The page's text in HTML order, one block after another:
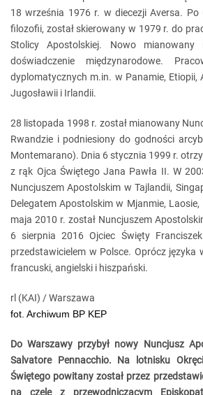
18 września 1976 r. w diecezji Aversa.
filozofii, został skierowany w 1979 r. do
Stolicy Apostolskiej. Nowo
doświadczenie międzynarodowe.
dyplomatycznych m.in. w Panamie, Etiopii,
Jugosławii i Irlandii.
28 listopada 1998 r. został mianowany
Rwandzie i podniesiony do godności
Montemarano). Dnia 6 stycznia 1999 r.
z rąk Ojca Świętego Jana Pawła II. W
Nuncjuszem Apostolskim w Tajlandii,
Delegatem Apostolskim w Mjanmie,
maja 2010 r. został Nuncjuszem
6 sierpnia 2016 Ojciec Święty
przedstawicielem w Polsce. Oprócz języka
francuski, angielski i hiszpański.
rl (KAI) / Warszawa
fot. Archiwum BP KEP
Do Warszawy przybył nowy Nuncjusz
Salvatore Pennacchio. Na lotnisku
Świętego powitany został przez
na czele z przewodniczącym